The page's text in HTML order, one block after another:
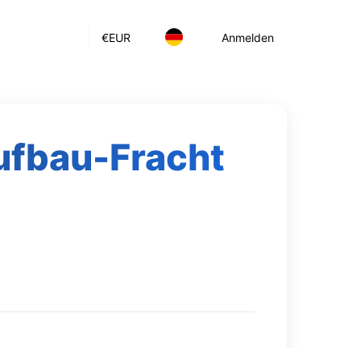
€EUR Anmelden
Fracht